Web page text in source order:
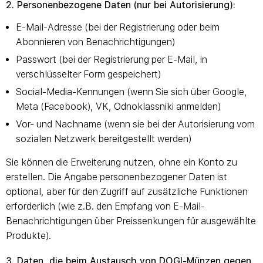
2. Personenbezogene Daten (nur bei Autorisierung):
E-Mail-Adresse (bei der Registrierung oder beim
Abonnieren von Benachrichtigungen)
Passwort (bei der Registrierung per E-Mail, in
verschlüsselter Form gespeichert)
Social-Media-Kennungen (wenn Sie sich über Google,
Meta (Facebook), VK, Odnoklassniki anmelden)
Vor- und Nachname (wenn sie bei der Autorisierung vom
sozialen Netzwerk bereitgestellt werden)
Sie können die Erweiterung nutzen, ohne ein Konto zu
erstellen. Die Angabe personenbezogener Daten ist
optional, aber für den Zugriff auf zusätzliche Funktionen
erforderlich (wie z.B. den Empfang von E-Mail-
Benachrichtigungen über Preissenkungen für ausgewählte
Produkte).